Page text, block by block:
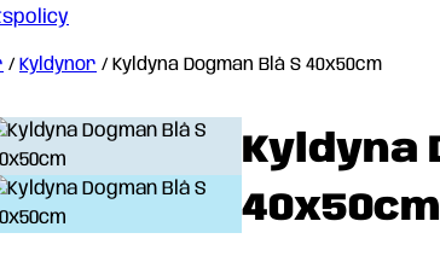
/ Kyldynor / Kyldyna Dogman Blå S 40x50cm
Kyldyna
40x50cm